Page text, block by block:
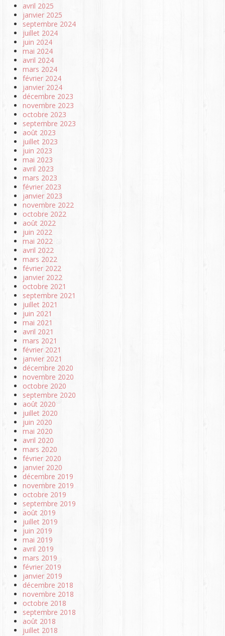
avril 2025
janvier 2025
septembre 2024
juillet 2024
juin 2024
mai 2024
avril 2024
mars 2024
février 2024
janvier 2024
décembre 2023
novembre 2023
octobre 2023
septembre 2023
août 2023
juillet 2023
juin 2023
mai 2023
avril 2023
mars 2023
février 2023
janvier 2023
novembre 2022
octobre 2022
août 2022
juin 2022
mai 2022
avril 2022
mars 2022
février 2022
janvier 2022
octobre 2021
septembre 2021
juillet 2021
juin 2021
mai 2021
avril 2021
mars 2021
février 2021
janvier 2021
décembre 2020
novembre 2020
octobre 2020
septembre 2020
août 2020
juillet 2020
juin 2020
mai 2020
avril 2020
mars 2020
février 2020
janvier 2020
décembre 2019
novembre 2019
octobre 2019
septembre 2019
août 2019
juillet 2019
juin 2019
mai 2019
avril 2019
mars 2019
février 2019
janvier 2019
décembre 2018
novembre 2018
octobre 2018
septembre 2018
août 2018
juillet 2018